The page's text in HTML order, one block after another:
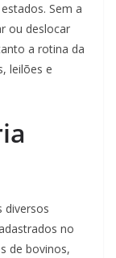
Sem a
ou deslocar
a rotina da
leilões e
diversos
no
de bovinos,